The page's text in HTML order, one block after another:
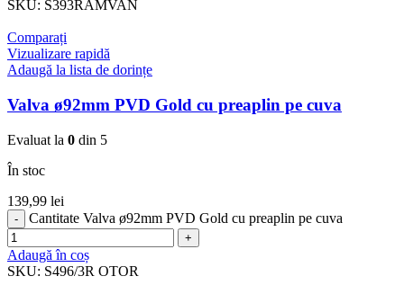
SKU: S393RAMVAN
Comparați
Vizualizare rapidă
Adaugă la lista de dorințe
Valva ø92mm PVD Gold cu preaplin pe cuva
Evaluat la 0 din 5
În stoc
139,99 lei
Cantitate Valva ø92mm PVD Gold cu preaplin pe cuva
Adaugă în coș
SKU: S496/3R OTOR